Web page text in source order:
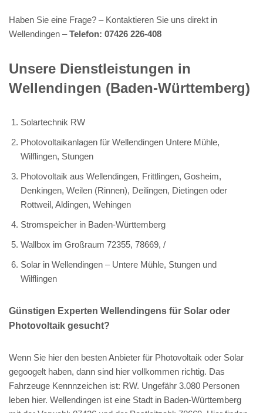
Haben Sie eine Frage? – Kontaktieren Sie uns direkt in
Wellendingen –Telefon: 07426 226-408
Unsere Dienstleistungen in
Wellendingen (Baden-Württemberg)
Solartechnik RW
Photovoltaikanlagen für Wellendingen Untere Mühle,
Wilflingen, Stungen
Photovoltaik aus Wellendingen, Frittlingen, Gosheim,
Denkingen, Weilen (Rinnen), Deilingen, Dietingen oder
Rottweil, Aldingen, Wehingen
Stromspeicher in Baden-Württemberg
Wallbox im Großraum 72355, 78669, /
Solar in Wellendingen – Untere Mühle, Stungen und
Wilflingen
Günstigen Experten Wellendingens für Solar oder
Photovoltaik gesucht?
Wenn Sie hier den besten Anbieter für Photovoltaik oder Solar
gegoogelt haben, dann sind hier vollkommen richtig. Das
Fahrzeuge Kennnzeichen ist: RW. Ungefähr 3.080 Personen
leben hier. Wellendingen ist eine Stadt in Baden-Württemberg